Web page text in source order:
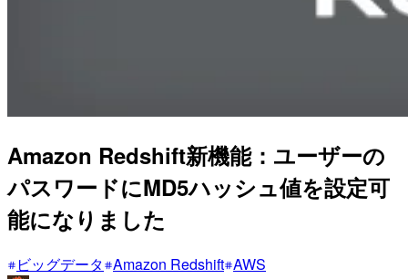
Amazon Redshift新機能：ユーザーの
パスワードにMD5ハッシュ値を設定可
能になりました
ビッグデータ Amazon Redshift AWS